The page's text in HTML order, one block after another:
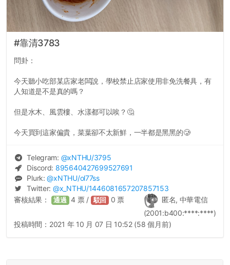
#靠清3783
問卦：
今天聽小吃部某店家老闆說，學校禁止店家使用非免洗餐具，有
人知道是不是真的嗎？
但是水木、風雲樓、水漾都可以唉？🤔
今天買到這家偏貴，菜葉卻不太新鮮，一半都是黑黑的🥲
Telegram: @xNTHU/3795
Discord: 895640427699527691
Plurk:@xNTHU/ol77ss
Twitter: @x_NTHU/1446081657207857153
匿名, 中華電信
(2001:b400:****:****)
審核結果： 通過 4 票 / 駁回 0 票
投稿時間： 2021 年 10 月 07 日 10:52 (58 個月前)